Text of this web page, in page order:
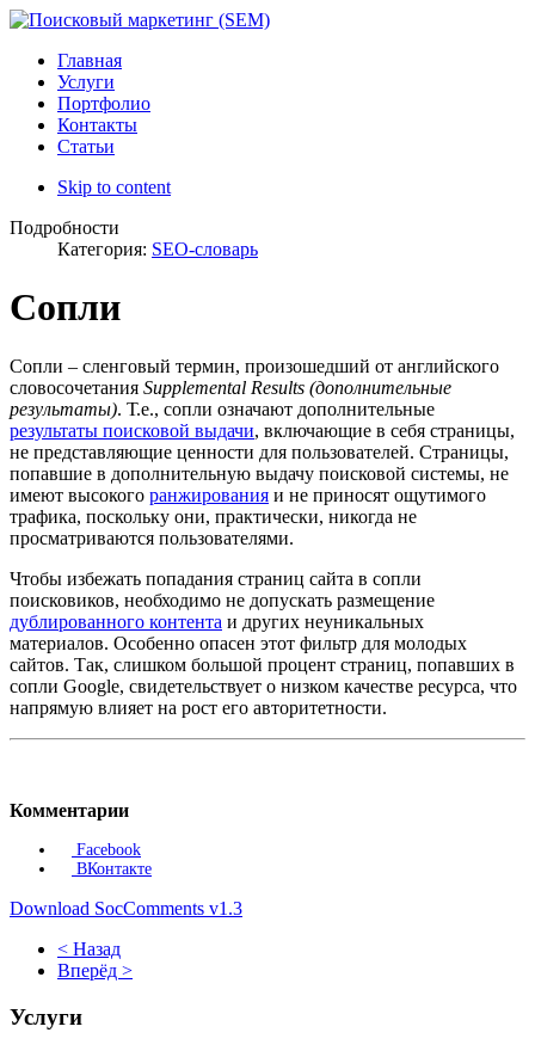
Главная
Услуги
Портфолио
Контакты
Статьи
Skip to content
Подробности
Категория: SEO-словарь
Сопли
Сопли – сленговый термин, произошедший от английского
словосочетания Supplemental Results (дополнительные
результаты). Т.е., сопли означают дополнительные
результаты поисковой выдачи, включающие в себя страницы,
не представляющие ценности для пользователей. Страницы,
попавшие в дополнительную выдачу поисковой системы, не
имеют высокого ранжирования и не приносят ощутимого
трафика, поскольку они, практически, никогда не
просматриваются пользователями.
Чтобы избежать попадания страниц сайта в сопли
поисковиков, необходимо не допускать размещение
дублированного контента и других неуникальных
материалов. Особенно опасен этот фильтр для молодых
сайтов. Так, слишком большой процент страниц, попавших в
сопли Google, свидетельствует о низком качестве ресурса, что
напрямую влияет на рост его авторитетности.
Комментарии
Facebook
ВКонтакте
Download SocComments v1.3
< Назад
Вперёд >
Услуги